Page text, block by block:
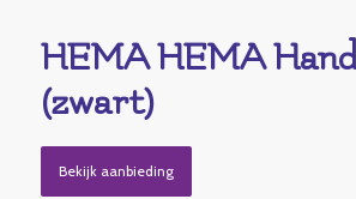
HEMA HEMA
(zwart)
Bekijk aanbieding